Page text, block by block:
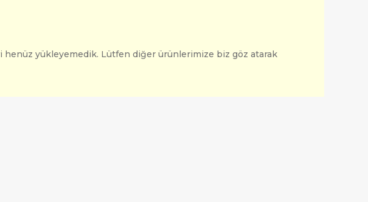
henüz yükleyemedik. Lütfen diğer ürünlerimize biz göz atarak